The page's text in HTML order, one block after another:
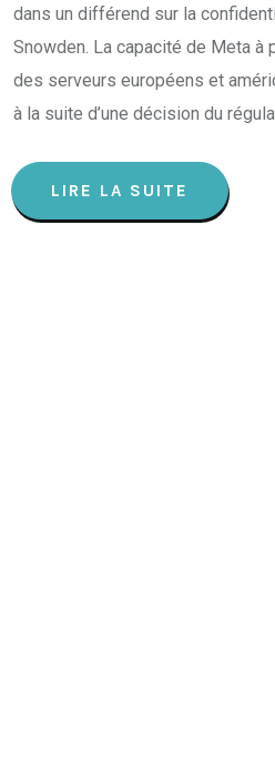
dans un différend sur la
Snowden. La capacité de Meta à
des serveurs européens et
à la suite d’une décision du
LIRE LA SUITE